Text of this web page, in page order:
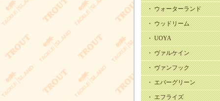
・ ウォーターランド
・ ウッドリーム
・ UOYA
・ ヴァルケイン
・ ヴァンフック
・ エバーグリーン
・ エフライズ